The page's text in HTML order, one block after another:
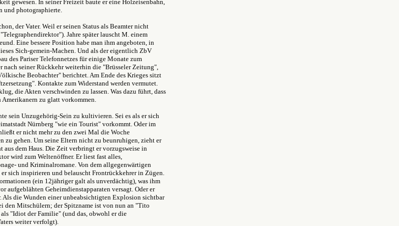
gewesen. In seiner Freizeit baute er eine Holzeisenbahn,
und photographierte.
der Vater. Weil er seinen Status als Beamter nicht
Jahre später lauscht M. einem
Eine bessere Position habe man ihm angeboten, in
Sich-gemein-Machen. Und als der eigentlich ZbV
des Pariser Telefonnetzes für einige Monate zum
nach seiner Rückkehr weiterhin die "Brüsseler Zeitung",
Beobachter" berichtet. Am Ende des Krieges sitzt
Kontakte zum Widerstand werden vermutet.
die Akten verschwinden zu lassen. Was dazu führt, dass
Amerikanern zu glatt vorkommen.
sein Unzugehörig-Sein zu kultivieren. Sei es als er sich
Nürnberg "wie ein Tourist" vorkommt. Oder im
er nicht mehr zu den zwei Mal die Woche
zu gehen. Um seine Eltern nicht zu beunruhigen, zieht er
aus dem Haus. Die Zeit verbringt er vorzugsweise in
wird zum Weltenöffner. Er liest fast alles,
und Kriminalromane. Von dem allgegenwärtigen
sich inspirieren und belauscht Frontrückkehrer in Zügen.
(ein 12jähriger galt als unverdächtig), was ihm
aufgeblähten Geheimdienstapparaten versagt. Oder er
Als die Wunden einer unbeabsichtigten Explosion sichtbar
den Mitschülern; der Spitzname ist von nun an "Tito
"Idiot der Familie" (und das, obwohl er die
weiter verfolgt).